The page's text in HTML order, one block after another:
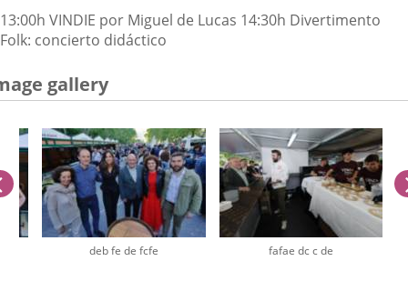
13:00h VINDIE por Miguel de Lucas 14:30h Divertimento
Folk: concierto didáctico
gallery
deb fe de fcfe fafae dc c de
previus